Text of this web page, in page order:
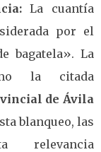
La cuantía
por el
bagatela». La
la citada
de Ávila
blanqueo, las
relevancia